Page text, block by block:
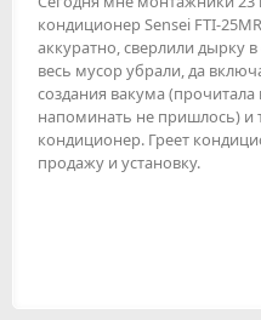
кондиционер Sensei FTI-
аккуратно, сверлили дырку
весь мусор убрали, да
создания вакума
напоминать не пришлось) и
кондиционер. Греет
продажу и установку.